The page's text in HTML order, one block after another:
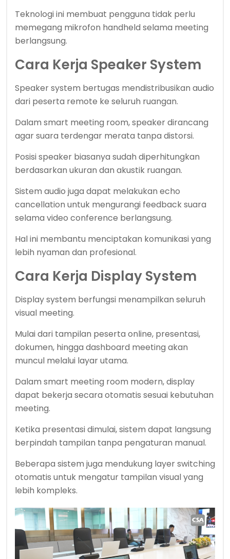
Teknologi ini membuat pengguna tidak perlu
memegang mikrofon handheld selama meeting
berlangsung.
Cara Kerja Speaker System
Speaker system bertugas mendistribusikan audio
dari peserta remote ke seluruh ruangan.
Dalam smart meeting room, speaker dirancang
agar suara terdengar merata tanpa distorsi.
Posisi speaker biasanya sudah diperhitungkan
berdasarkan ukuran dan akustik ruangan.
Sistem audio juga dapat melakukan echo
cancellation untuk mengurangi feedback suara
selama video conference berlangsung.
Hal ini membantu menciptakan komunikasi yang
lebih nyaman dan profesional.
Cara Kerja Display System
Display system berfungsi menampilkan seluruh
visual meeting.
Mulai dari tampilan peserta online, presentasi,
dokumen, hingga dashboard meeting akan
muncul melalui layar utama.
Dalam smart meeting room modern, display
dapat bekerja secara otomatis sesuai kebutuhan
meeting.
Ketika presentasi dimulai, sistem dapat langsung
berpindah tampilan tanpa pengaturan manual.
Beberapa sistem juga mendukung layer switching
otomatis untuk mengatur tampilan visual yang
lebih kompleks.